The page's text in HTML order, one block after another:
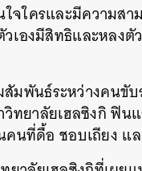
ใจใครและมีความส
องมีสิทธิและหลงตั
มพันธ์ระหว่างคน
ทยาลัยเฮลซิงกิ ฟิ
นที่ดื้อ ชอบเถียง แ